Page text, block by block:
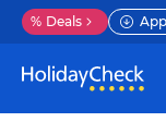
% Deals